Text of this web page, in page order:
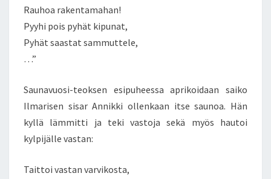
Rauhoa rakentamahan!
Pyyhi pois pyhät kipunat,
Pyhät saastat sammuttele,
…”
Saunavuosi-teoksen esipuheessa aprikoidaan saiko
Ilmarisen sisar Annikki ollenkaan itse saunoa. Hän
kyllä lämmitti ja teki vastoja sekä myös hautoi
kylpijälle vastan:
Taittoi vastan varvikosta,